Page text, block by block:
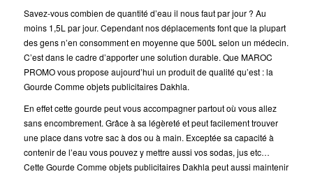
Savez-vous combien de quantité d’eau il nous faut par jour ? Au
moins 1,5L par jour. Cependant nos déplacements font que la plupart
des gens n’en consomment en moyenne que 500L selon un médecin.
C’est dans le cadre d’apporter une solution durable. Que MAROC
PROMO vous propose aujourd’hui un produit de qualité qu’est : la
Gourde Comme objets publicitaires Dakhla.
En effet cette gourde peut vous accompagner partout où vous allez
sans encombrement. Grâce à sa légèreté et peut facilement trouver
une place dans votre sac à dos ou à main. Exceptée sa capacité à
contenir de l’eau vous pouvez y mettre aussi vos sodas, jus etc…
Cette Gourde Comme objets publicitaires Dakhla peut aussi maintenir